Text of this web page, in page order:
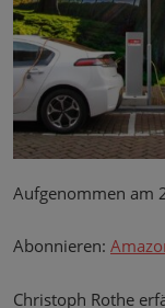
Aufgenommen am
Abonnieren:
Christoph Rothe